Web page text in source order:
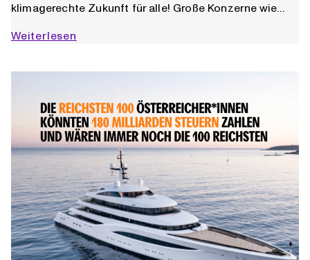
klimagerechte Zukunft für alle! Große Konzerne wie…
Weiterlesen
und
Profite
fürs
Klima
ausgeben!